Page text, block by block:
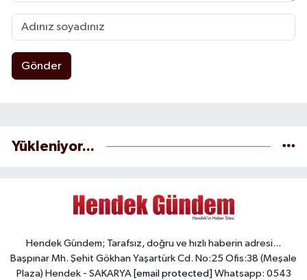
Gönder
Yükleniyor...
Hendek Gündem; Tarafsız, doğru ve hızlı haberin adresi...
Başpınar Mh. Şehit Gökhan Yaşartürk Cd. No:25 Ofis:38 (Meşale
Plaza) Hendek - SAKARYA [email protected] Whatsapp: 0543